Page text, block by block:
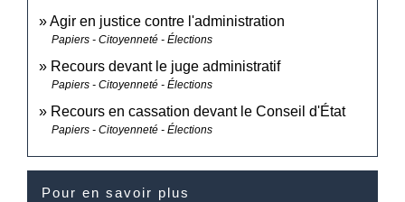
Agir en justice contre l'administration
Papiers - Citoyenneté - Élections
Recours devant le juge administratif
Papiers - Citoyenneté - Élections
Recours en cassation devant le Conseil d'État
Papiers - Citoyenneté - Élections
Pour en savoir plus